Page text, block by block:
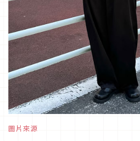
圖片來源